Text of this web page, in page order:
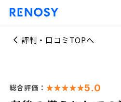
評判・口コミTOPへ
総合評価： 5.0